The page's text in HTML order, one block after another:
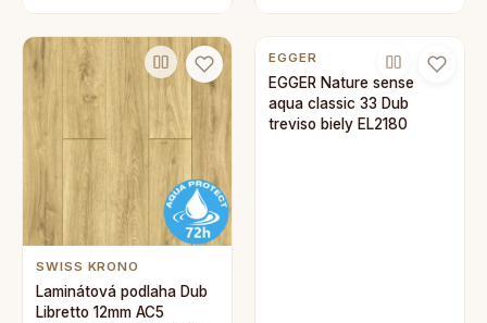
SWISS KRONO
Laminátová podlaha Dub
Libretto 12mm AC5
EGGER
EGGER Nature sense
aqua classic 33 Dub
treviso biely EL2180